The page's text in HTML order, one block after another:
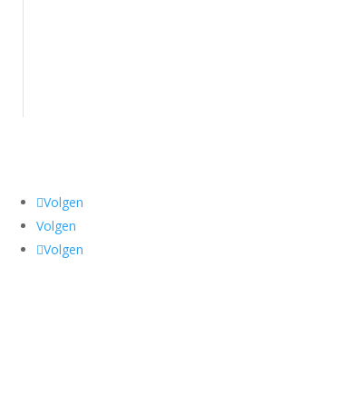
Volgen
Volgen
Volgen